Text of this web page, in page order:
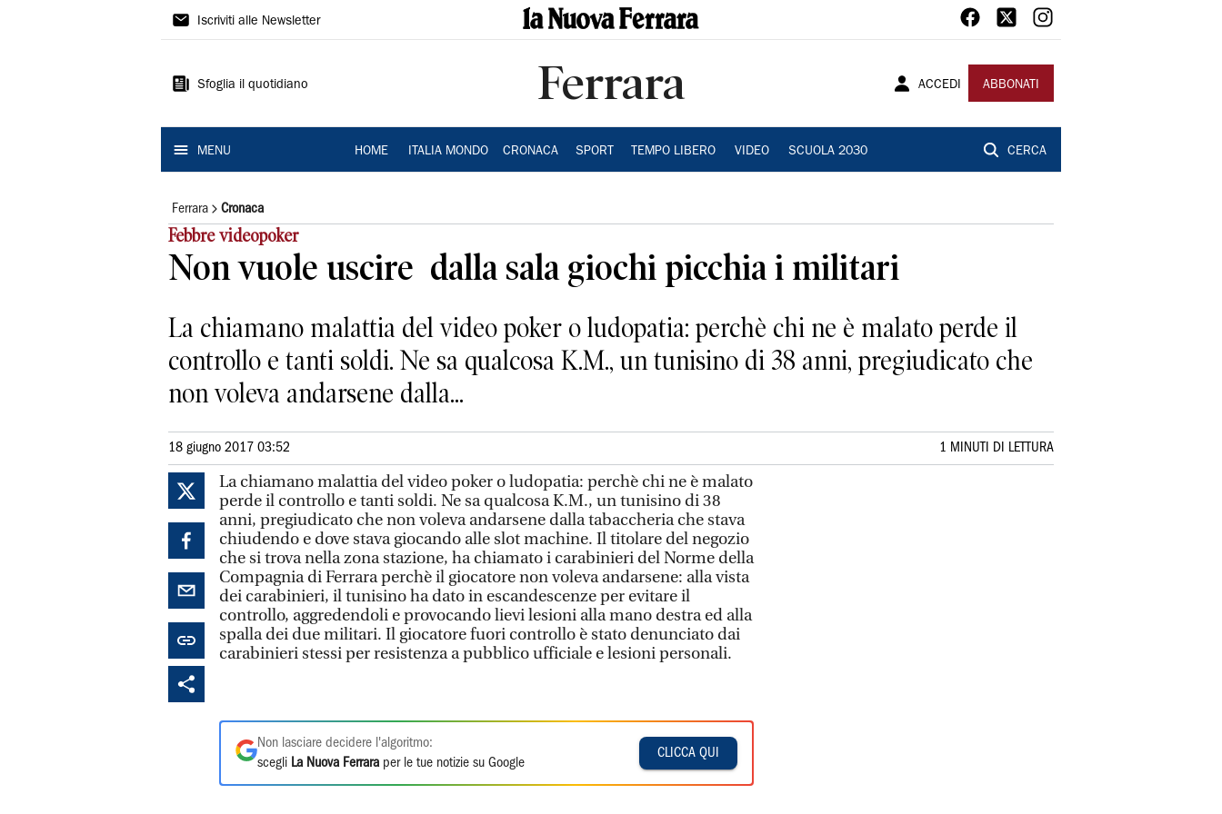
La
Ferrara
Iscriviti alle Newsletter
Sfoglia il quotidiano Ferrara ACCEDI ABBONATI
MENU HOME ITALIA MONDO CRONACA SPORT TEMPO LIBERO VIDEO SCUOLA 2030 CERCA
Ferrara Cronaca
Febbre videopoker
Non vuole uscire dalla sala giochi picchia i militari
La chiamano malattia del video poker o ludopatia: perchè chi ne è malato perde il
controllo e tanti soldi. Ne sa qualcosa K.M., un tunisino di 38 anni, pregiudicato che
non voleva andarsene dalla...
18 giugno 2017 03:52 1 MINUTI DI LETTURA
La chiamano malattia del video poker o ludopatia: perchè chi ne è malato
perde il controllo e tanti soldi. Ne sa qualcosa K.M., un tunisino di 38
anni, pregiudicato che non voleva andarsene dalla tabaccheria che stava
chiudendo e dove stava giocando alle slot machine. Il titolare del negozio
che si trova nella zona stazione, ha chiamato i carabinieri del Norme della
Compagnia di Ferrara perchè il giocatore non voleva andarsene: alla vista
dei carabinieri, il tunisino ha dato in escandescenze per evitare il
controllo, aggredendoli e provocando lievi lesioni alla mano destra ed alla
spalla dei due militari. Il giocatore fuori controllo è stato denunciato dai
carabinieri stessi per resistenza a pubblico ufficiale e lesioni personali.
Non lasciare decidere l'algoritmo:
scegli La Nuova Ferrara per le tue notizie su Google
CLICCA QUI